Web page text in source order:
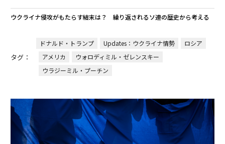
ウクライナ侵攻がもたらす結末は？ 繰り返されるソ連の歴史から考える
タグ：
ドナルド・トランプ Updates：ウクライナ情勢
ロシア
アメリカ
ウォロディミル・ゼレンスキー
ウラジーミル・プーチン